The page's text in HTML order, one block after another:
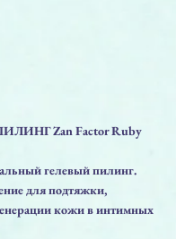
Zan Factor Ruby
гелевый пилинг.
для подтяжки,
кожи в интимных